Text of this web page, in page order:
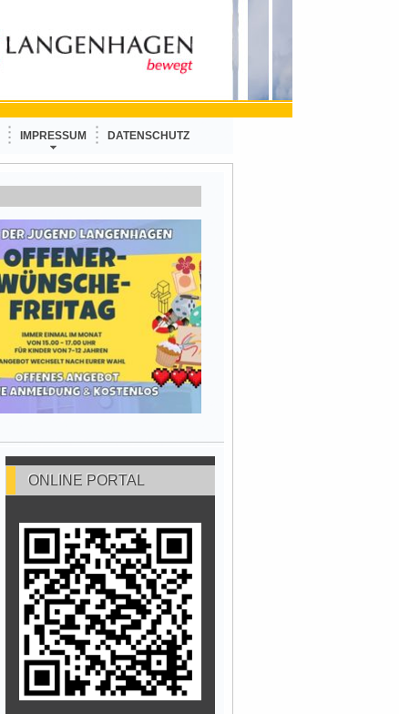
IMPRESSUM DATENSCHUTZ
ONLINE PORTAL